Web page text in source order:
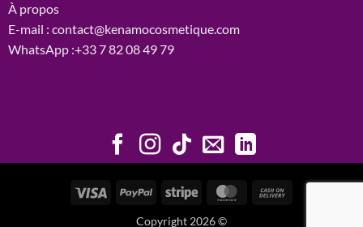
À propos
E-mail : contact@kenamocosmetique.com
WhatsApp :+33 7 82 08 49 79
Visa PayPal Stripe MasterCard
Copyright 2026 ©